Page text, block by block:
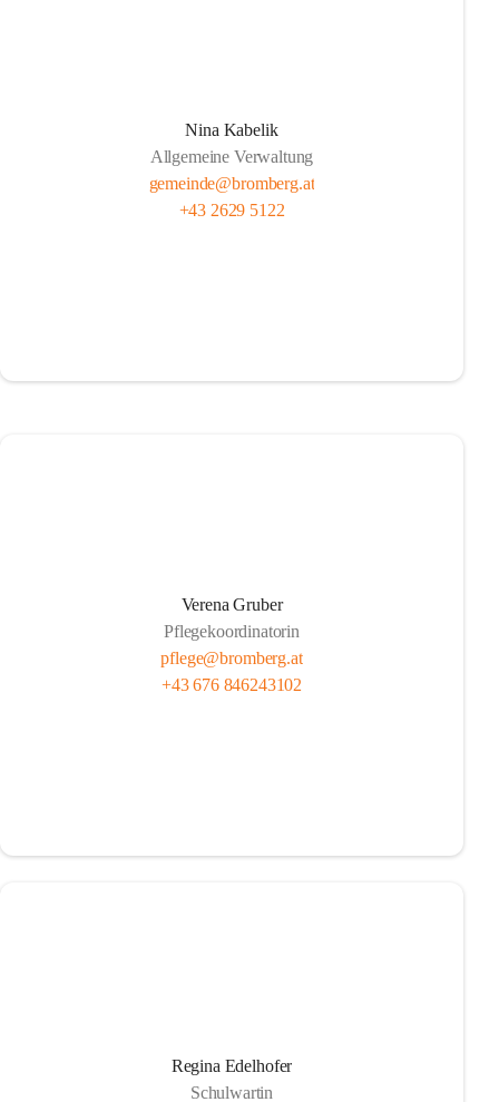
Nina Kabelik
Allgemeine Verwaltung
gemeinde@bromberg.at
+43 2629 5122
Verena Gruber
Pflegekoordinatorin
pflege@bromberg.at
+43 676 846243102
Regina Edelhofer
Schulwartin